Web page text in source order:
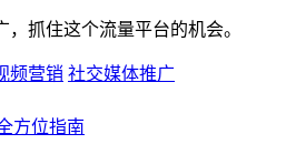
抓住这个流量平台的机会。
频营销 社交媒体推广
方位指南